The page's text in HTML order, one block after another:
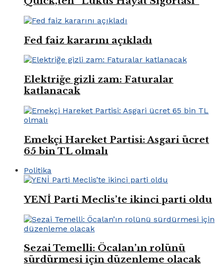
Fed faiz kararını açıkladı
Elektriğe gizli zam: Faturalar
katlanacak
Emekçi Hareket Partisi: Asgari ücret
65 bin TL olmalı
Politika
YENİ Parti Meclis’te ikinci parti oldu
Sezai Temelli: Öcalan’ın rolünü
sürdürmesi için düzenleme olacak